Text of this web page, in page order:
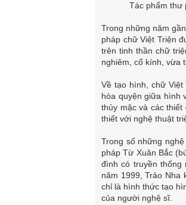
Tác phẩm thư
Trong những năm
pháp chữ Việt Triện
trên tinh thần chữ
nghiêm, cổ kính, vừa
Về tạo hình, chữ
hòa quyện giữa hình
thủy mặc và các
thiết với nghệ thuật
Trong số những
pháp Từ Xuân Bắc
đình có truyền thống
năm 1999, Trảo Nha
chỉ là hình thức tạo
của người nghệ sĩ.